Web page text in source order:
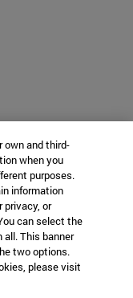
own and third-
when you
purposes.
information
privacy, or
can select the
This banner
two options.
please visit